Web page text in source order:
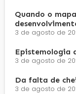
Quando o
3 de agosto de
Epistemologia
3 de agosto de
Da falta de
3 de agosto de